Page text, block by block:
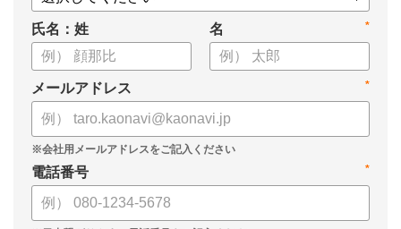
【資料の内容】
・人事担当者に聞いた「生成AI活用に関する実態調査」
・生成AI利用における注意点やルール
・今日から使えるプロンプト集（人事評価、エンゲージメント業
務）
氏名：姓 *
名
*
メールアドレス
*
電話番号